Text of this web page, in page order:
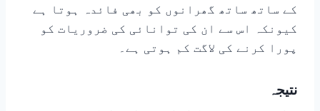
کے ساتھ ساتھ گھرانوں کو بھی فائدہ ہوتا ہے
کیونکہ اس سے ان کی توانائی کی ضروریات کو
پورا کرنے کی لاگت کم ہوتی ہے۔
نتیجہ